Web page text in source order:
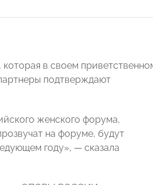
, которая в своем
подтверждают
женского форума,
на форуме, будут
году», — сказала